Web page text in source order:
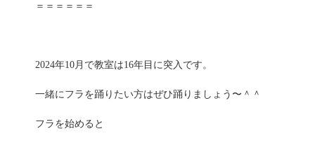
＝＝＝＝＝＝
2024年10月で教室は16年目に突入です。
一緒にフラを踊りたい方はぜひ踊りましょう〜＾＾
フラを始めると